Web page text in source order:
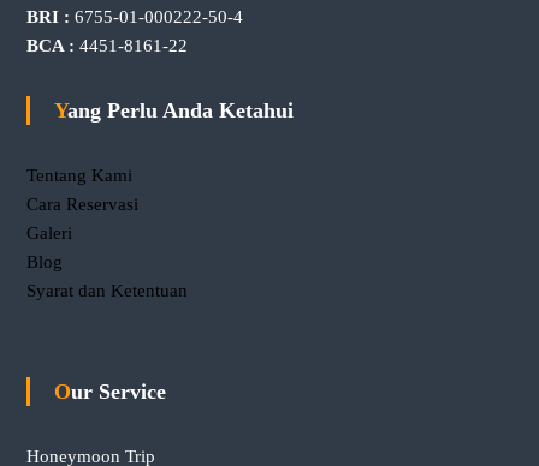
BRI : 6755-01-000222-50-4
BCA : 4451-8161-22
Yang Perlu Anda Ketahui
Tentang Kami
Cara Reservasi
Galeri
Blog
Syarat dan Ketentuan
Our Service
Honeymoon Trip